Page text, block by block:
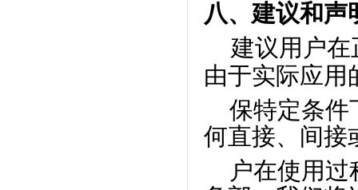
八、建议和声
建议用户
由于实际应用
保特定条件
何直接、间接
户在使用